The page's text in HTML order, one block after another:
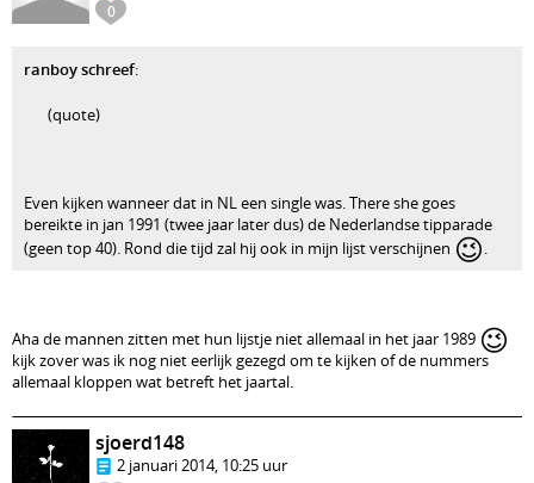
0
ranboy schreef:
(quote)
Even kijken wanneer dat in NL een single was. There she goes
bereikte in jan 1991 (twee jaar later dus) de Nederlandse tipparade
(geen top 40). Rond die tijd zal hij ook in mijn lijst verschijnen 😉.
Aha de mannen zitten met hun lijstje niet allemaal in het jaar 1989 😉
kijk zover was ik nog niet eerlijk gezegd om te kijken of de nummers
allemaal kloppen wat betreft het jaartal.
sjoerd148
2 januari 2014, 10:25 uur